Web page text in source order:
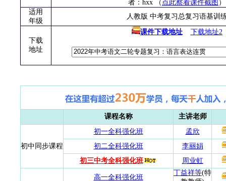
者：hxx （ 点此察看课件截图 ）
适用
年级
人教版 中考复习总复习语基训
下载
地址
课件下载地址 下载地址2